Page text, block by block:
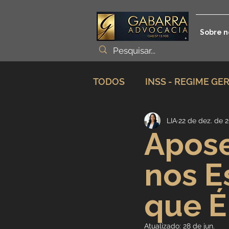
Sobre
TODOS INSS - REGIME
Planejamento
Incapacidade / Auxílio
Aposentadoria Especial
nos
que
LIA22 de dez. de
Atualizado: 28 de jun.